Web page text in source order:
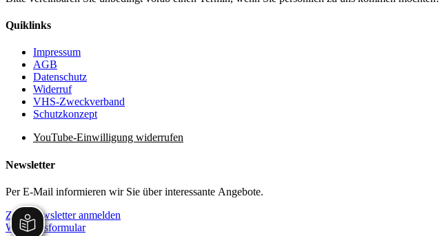
Quiklinks
Impressum
AGB
Datenschutz
Widerruf
VHS-Zweckverband
Schutzkonzept
YouTube-Einwilligung widerrufen
Newsletter
Per E-Mail informieren wir Sie über interessante Angebote.
Zum Newsletter anmelden
Widerrufsformular